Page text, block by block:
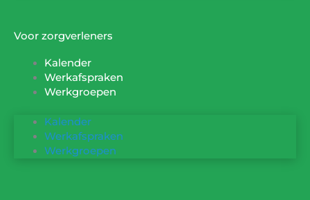
Voor zorgverleners
Kalender
Werkafspraken
Werkgroepen
Kalender
Werkafspraken
Werkgroepen